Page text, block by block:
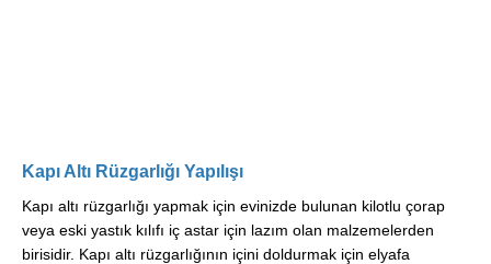
Kapı Altı Rüzgarlığı Yapılışı
Kapı altı rüzgarlığı yapmak için evinizde bulunan kilotlu çorap
veya eski yastık kılıfı iç astar için lazım olan malzemelerden
birisidir. Kapı altı rüzgarlığının içini doldurmak için elyafa